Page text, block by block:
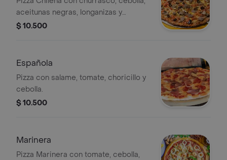
aceitunas negras, longanizas y
tomate.
$ 10.500
Española
Pizza con salame, tomate, choricillo y
cebolla.
$ 10.500
Marinera
Pizza Marinera con tomate, cebolla,